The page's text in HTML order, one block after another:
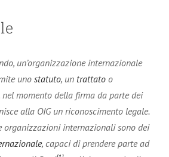
un’organizzazione internazionale
uno statuto, un trattato o
momento della firma da parte dei
alla OIG un riconoscimento legale.
organizzazioni internazionali sono dei
, capaci di prendere parte ad